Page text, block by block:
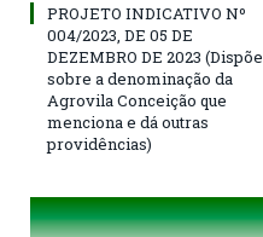
PROJETO INDICATIVO Nº
004/2023, DE 05 DE
DEZEMBRO DE 2023 (Dispõe
sobre a denominação da
Agrovila Conceição que
menciona e dá outras
providências)